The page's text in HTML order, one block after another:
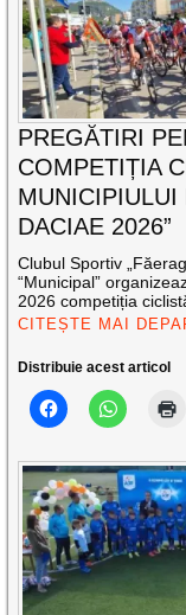
PREGĂTIRI
COMPETIȚIA
MUNICIPIULUI
DACIAE 2026”
Clubul Sportiv
“Municipal”
2026 competiția
CITEȘTE MAI
Distribuie acest articol